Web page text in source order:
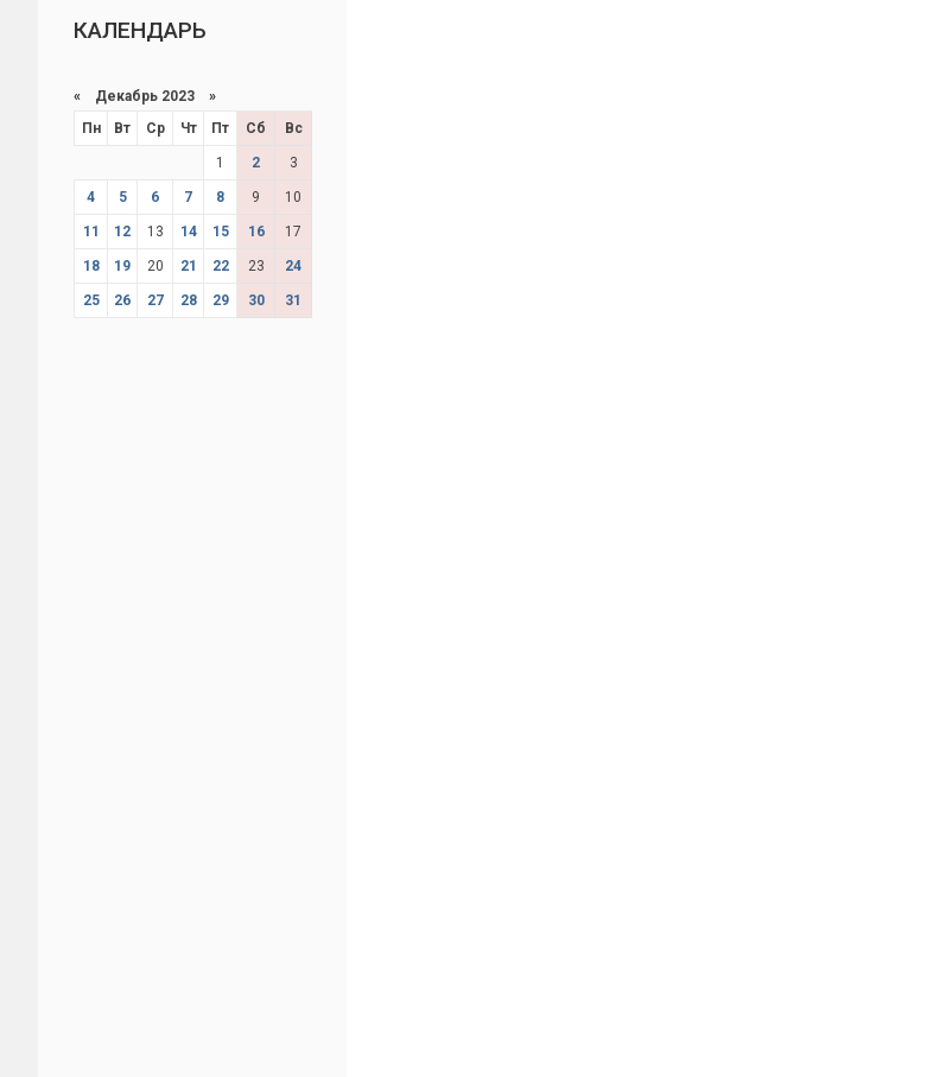
КАЛЕНДАРЬ
« Декабрь 2023 »
Пн
Вт Ср Чт Пт Сб Вс
1 2 3
4 5 6 7 8 9 10
11 12 13 14 15 16 17
18 19 20 21 22 23 24
25 26 27 28 29 30 31